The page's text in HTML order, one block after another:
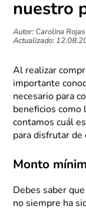
nuestro
Autor: Carolina Rojas
Actualizado:
Al realizar
importante
necesario para
beneficios como
contamos cuál
para disfrutar de
Monto
Debes saber
no siempre ha